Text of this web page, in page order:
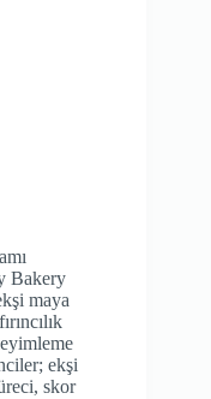
Bakery
maya
ekşi
skor